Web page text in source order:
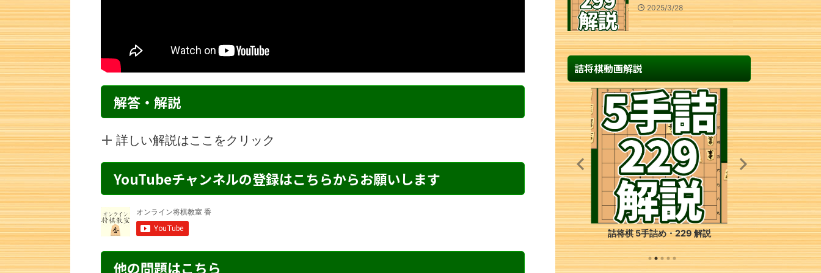
解答・解説
詳しい解説はここをクリック
YouTubeチャンネルの登録はこちらからお願いします
他の問題はこちら
2025/3/28
詰将棋動画解説
詰将棋 4手詰め・44 解説 詰将棋 3手詰め・26 解説 詰